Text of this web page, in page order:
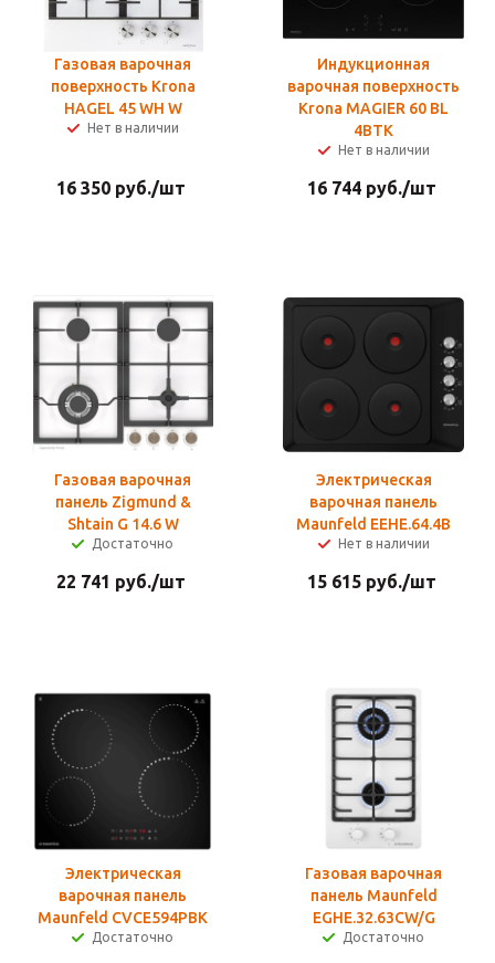
Газовая варочная
поверхность Krona
HAGEL 45 WH W
Нет в наличии
16 350руб./шт
Индукционная
варочная поверхность
Krona MAGIER 60 BL
4BTK
Нет в наличии
16 744руб./шт
Газовая варочная
панель Zigmund &
Shtain G 14.6 W
Достаточно
22 741 руб./шт
Электрическая
варочная панель
Maunfeld EEHE.64.4B
Нет в наличии
15 615руб./шт
Электрическая
варочная панель
Maunfeld CVCE594PBK
Достаточно
Газовая варочная
панель Maunfeld
EGHE.32.63CW/G
Достаточно